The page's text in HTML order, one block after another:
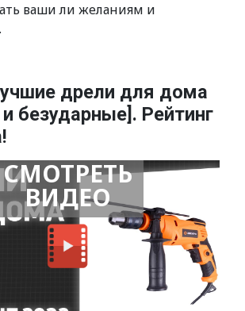
ваши ли желаниям и
дрели для дома
безударные]. Рейтинг
СМОТРЕТЬ
ВИДЕО